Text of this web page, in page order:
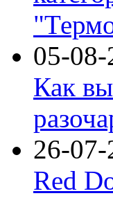
05-08-
Как
26-07-
Red